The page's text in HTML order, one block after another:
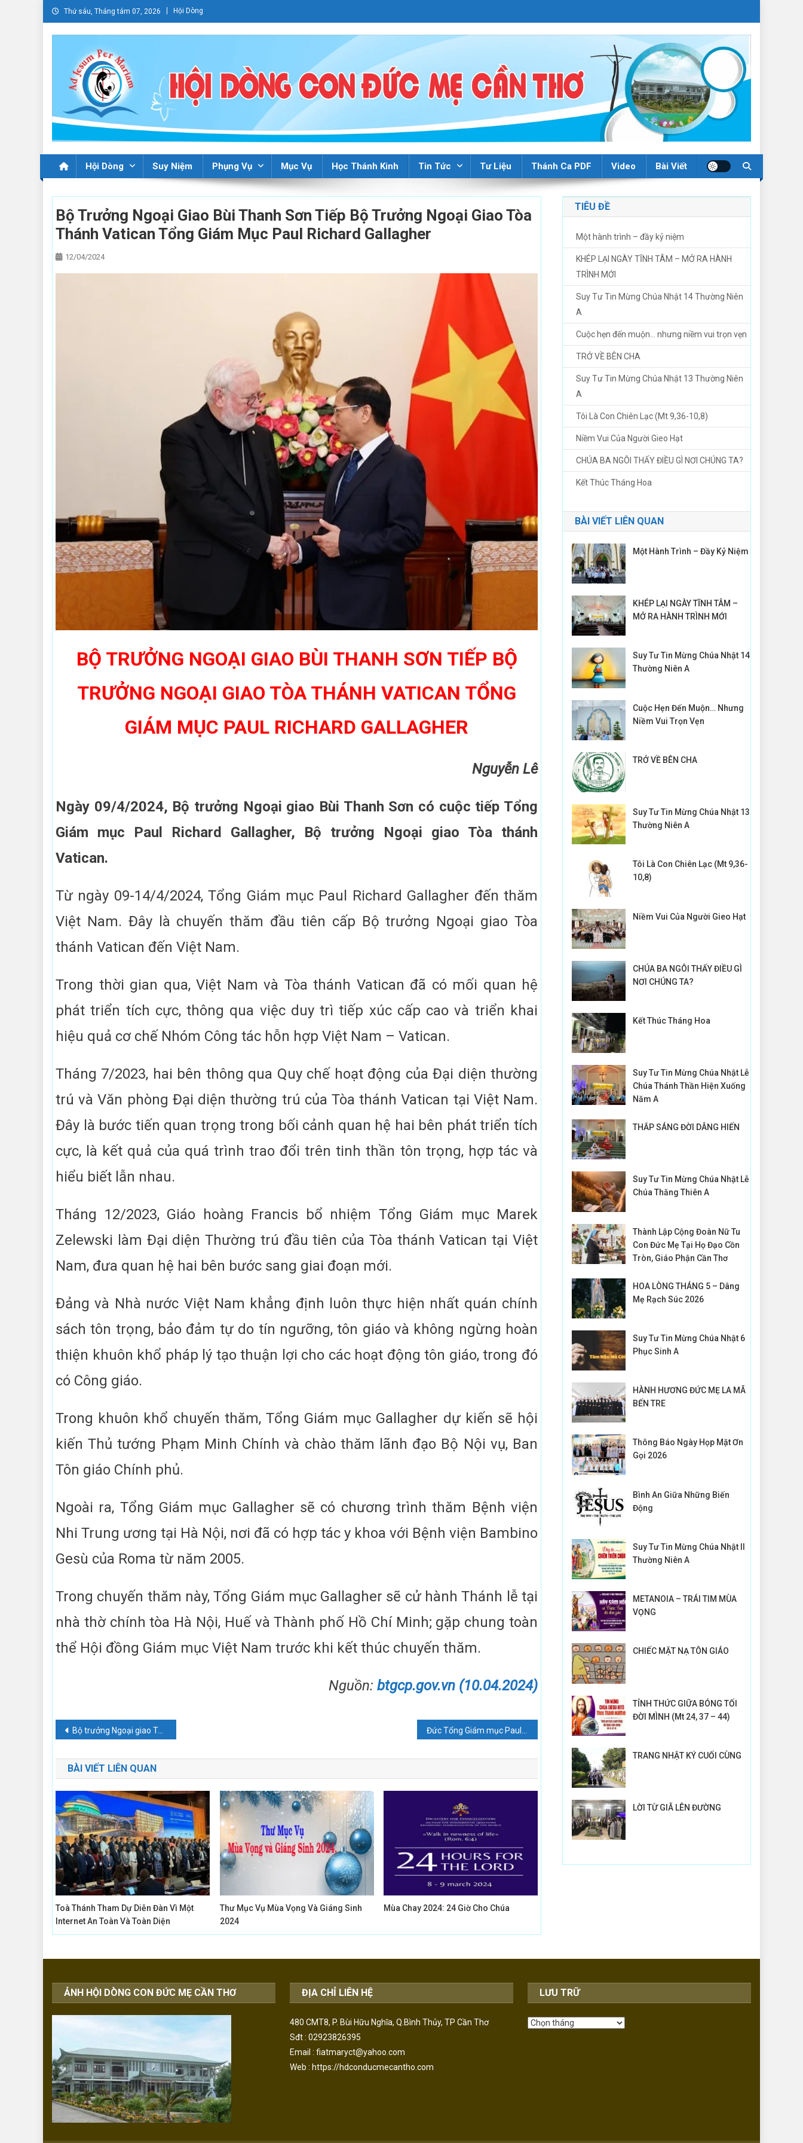
Skip
to
content
Thứ sáu, Tháng tám 07, 2026 Hội Dòng
Hội Dòng Suy Niệm Phụng Vụ Mục Vụ Học Thánh Kinh Tin Tức Tư Liệu Thánh Ca PDF Video Bài Viết
Bộ Trưởng Ngoại Giao Bùi Thanh Sơn Tiếp Bộ Trưởng Ngoại Giao Tòa
Thánh Vatican Tổng Giám Mục Paul Richard Gallagher
12/04/2024
BỘ TRƯỞNG NGOẠI GIAO BÙI THANH SƠN TIẾP BỘ
TRƯỞNG NGOẠI GIAO TÒA THÁNH VATICAN TỔNG
GIÁM MỤC PAUL RICHARD GALLAGHER
Nguyễn Lê
Ngày 09/4/2024, Bộ trưởng Ngoại giao Bùi Thanh Sơn có cuộc tiếp Tổng
Giám mục Paul Richard Gallagher, Bộ trưởng Ngoại giao Tòa thánh
Vatican.
Từ ngày 09-14/4/2024, Tổng Giám mục Paul Richard Gallagher đến thăm
Việt Nam. Đây là chuyến thăm đầu tiên cấp Bộ trưởng Ngoại giao Tòa
thánh Vatican đến Việt Nam.
Trong thời gian qua, Việt Nam và Tòa thánh Vatican đã có mối quan hệ
phát triển tích cực, thông qua việc duy trì tiếp xúc cấp cao và triển khai
hiệu quả cơ chế Nhóm Công tác hỗn hợp Việt Nam – Vatican.
Tháng 7/2023, hai bên thông qua Quy chế hoạt động của Đại diện thường
trú và Văn phòng Đại diện thường trú của Tòa thánh Vatican tại Việt Nam.
Đây là bước tiến quan trọng trong bối cảnh quan hệ hai bên phát triển tích
cực, là kết quả của quá trình trao đổi trên tinh thần tôn trọng, hợp tác và
hiểu biết lẫn nhau.
Tháng 12/2023, Giáo hoàng Francis bổ nhiệm Tổng Giám mục Marek
Zelewski làm Đại diện Thường trú đầu tiên của Tòa thánh Vatican tại Việt
Nam, đưa quan hệ hai bên bước sang giai đoạn mới.
Đảng và Nhà nước Việt Nam khẳng định luôn thực hiện nhất quán chính
sách tôn trọng, bảo đảm tự do tín ngưỡng, tôn giáo và không ngừng hoàn
thiện khuôn khổ pháp lý tạo thuận lợi cho các hoạt động tôn giáo, trong đó
có Công giáo.
Trong khuôn khổ chuyến thăm, Tổng Giám mục Gallagher dự kiến sẽ hội
kiến Thủ tướng Phạm Minh Chính và chào thăm lãnh đạo Bộ Nội vụ, Ban
Tôn giáo Chính phủ.
Ngoài ra, Tổng Giám mục Gallagher sẽ có chương trình thăm Bệnh viện
Nhi Trung ương tại Hà Nội, nơi đã có hợp tác y khoa với Bệnh viện Bambino
Gesù của Roma từ năm 2005.
Trong chuyến thăm này, Tổng Giám mục Gallagher sẽ cử hành Thánh lễ tại
nhà thờ chính tòa Hà Nội, Huế và Thành phố Hồ Chí Minh; gặp chung toàn
thể Hội đồng Giám mục Việt Nam trước khi kết thúc chuyến thăm.
Nguồn: btgcp.gov.vn (10.04.2024)
Điều
hướng
bài
viết
Bộ trưởng Ngoại giao Tòa Thánh Vatican thăm Trung tâm quốc tế – Bệnh viện Nhi Trung ương tại Hà Nội
BÀI VIẾT LIÊN QUAN
Toà Thánh Tham Dự Diễn Đàn Vì Một
Internet An Toàn Và Toàn Diện
Thư Mục Vụ Mùa Vọng Và Giáng Sinh
2024
Mùa Chay 2024: 24 Giờ Cho Chúa
TIÊU ĐỀ
Một hành trình – đầy kỷ niệm
KHÉP LẠI NGÀY TĨNH TÂM – MỞ RA HÀNH
TRÌNH MỚI
Suy Tư Tin Mừng Chúa Nhật 14 Thường Niên
A
Cuộc hẹn đến muộn… nhưng niềm vui trọn vẹn
TRỞ VỀ BÊN CHA
Suy Tư Tin Mừng Chúa Nhật 13 Thường Niên
A
Tôi Là Con Chiên Lạc (Mt 9,36-10,8)
Niềm Vui Của Người Gieo Hạt
CHÚA BA NGÔI THẤY ĐIỀU GÌ NƠI CHÚNG TA?
Kết Thúc Tháng Hoa
BÀI VIẾT LIÊN QUAN
Một Hành Trình – Đầy Kỷ Niệm
KHÉP LẠI NGÀY TĨNH TÂM –
MỞ RA HÀNH TRÌNH MỚI
Suy Tư Tin Mừng Chúa Nhật 14
Thường Niên A
Cuộc Hẹn Đến Muộn… Nhưng
Niềm Vui Trọn Vẹn
TRỞ VỀ BÊN CHA
Suy Tư Tin Mừng Chúa Nhật 13
Thường Niên A
Tôi Là Con Chiên Lạc (Mt 9,36-
10,8)
Niềm Vui Của Người Gieo Hạt
CHÚA BA NGÔI THẤY ĐIỀU GÌ
NƠI CHÚNG TA?
Kết Thúc Tháng Hoa
Suy Tư Tin Mừng Chúa Nhật Lễ
Chúa Thánh Thần Hiện Xuống
Năm A
THẮP SÁNG ĐỜI DÂNG HIẾN
Suy Tư Tin Mừng Chúa Nhật Lễ
Chúa Thăng Thiên A
Thành Lập Cộng Đoàn Nữ Tu
Con Đức Mẹ Tại Họ Đạo Cồn
Tròn, Giáo Phận Cần Thơ
HOA LÒNG THÁNG 5 – Dâng
Mẹ Rạch Súc 2026
Suy Tư Tin Mừng Chúa Nhật 6
Phục Sinh A
HÀNH HƯƠNG ĐỨC MẸ LA MÃ
BẾN TRE
Thông Báo Ngày Họp Mặt Ơn
Gọi 2026
Bình An Giữa Những Biến
Động
Suy Tư Tin Mừng Chúa Nhật II
Thường Niên A
METANOIA – TRÁI TIM MÙA
VỌNG
CHIẾC MẶT NẠ TÔN GIÁO
TỈNH THỨC GIỮA BÓNG TỐI
ĐỜI MÌNH (Mt 24, 37 – 44)
TRANG NHẬT KÝ CUỐI CÙNG
LỜI TỪ GIÃ LÊN ĐƯỜNG
ẢNH HỘI DÒNG CON ĐỨC MẸ CẦN THƠ ĐỊA CHỈ LIÊN HỆ
480 CMT8, P. Bùi Hữu Nghĩa, Q.Bình Thủy, TP Cần Thơ
Sđt : 02923826395
Email : fiatmaryct@yahoo.com
Web : https://hdconducmecantho.com
LƯU TRỮ
Lưu